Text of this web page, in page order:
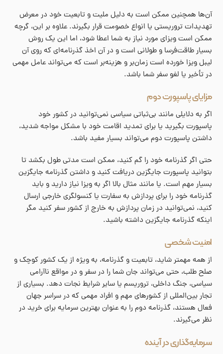
آن‌ها همچنین ممکن است به دلیل ملیت و تابعیت خود در معرض
تهدیدات تروریستی یا انواع خصومت قرار بگیرند. علاوه بر این، گرچه
ممکن است ویزای مورد نیاز به شما اعطا شود، اما این یک روش
بسیار طاقت‌فرسا و طولانی است و در آن اخذ گذرنامه‌ای که روی آن
لیبل ویزا خورده است زمان‌بر و هزینه‌بر است که می‌تواند عامل مهمی
در تأخیر یا لغو سفر شما باشد.
مزایای پاسپورت دوم
اگر به دلایلی مانند بی‌ثباتی سیاسی نمی‌توانید در کشور خود
پاسپورت بگیرید یا برای تمدید اقامت خود با مشکل مواجه شدید،
داشتن پاسپورت دوم می‌تواند بسیار مفید باشد.
حتی اگر گذرنامه خود را گم کنید، ممکن است مدتی طول بکشد تا
بتوانید پاسپورت جایگزین دریافت کنید و داشتن گذرنامه جایگزین
بسیار مهم است. یا مانند مثال بالا اگر به ویزا نیاز دارید و باید
گذرنامه خود را برای پردازش به سفارت یا کنسولگری خارجی ارسال
کنید، نمی‌توانید در زمان پردازش به خارج از کشور سفر کنید مگر
اینکه گذرنامه جایگزین داشته باشید.
امنیت شخصی
از همه مهمتر شاید، تابعیت و گذرنامه، به ویژه از یک کشور کوچک و
صلح طلب، حتی می‌تواند جان شما را در سفر و در مواقع ناآرامی
سیاسی، جنگ داخلی، تروریسم یا سایر شرایط نجات دهد. بسیاری از
تجار بین‌المللی از کشورهای مهم و افراد مهمی که در سراسر جهان
فعال هستند، گذرنامه دوم را به عنوان بهترین سرمایه برای خرید در
نظر می‌گیرند.
سرمایه‌گذاری در آینده